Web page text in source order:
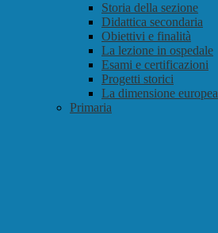
Storia della sezione
Didattica secondaria
Obiettivi e finalità
La lezione in ospedale
Esami e certificazioni
Progetti storici
La dimensione europea
Primaria